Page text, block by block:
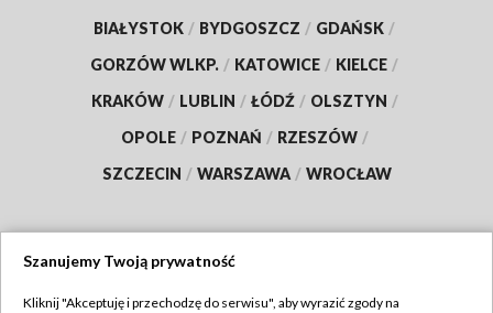
BIAŁYSTOK / BYDGOSZCZ / GDAŃSK /
GORZÓW WLKP. / KATOWICE / KIELCE /
KRAKÓW / LUBLIN / ŁÓDŹ / OLSZTYN /
OPOLE / POZNAŃ / RZESZÓW /
SZCZECIN / WARSZAWA / WROCŁAW
Szanujemy Twoją prywatność
Kliknij "Akceptuję i przechodzę do serwisu", aby wyrazić zgody na